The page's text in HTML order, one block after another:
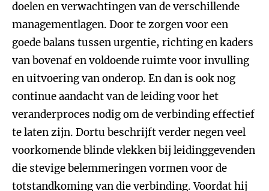
doelen en verwachtingen van de verschillende
managementlagen. Door te zorgen voor een
goede balans tussen urgentie, richting en kaders
van bovenaf en voldoende ruimte voor invulling
en uitvoering van onderop. En dan is ook nog
continue aandacht van de leiding voor het
veranderproces nodig om de verbinding effectief
te laten zijn. Dortu beschrijft verder negen veel
voorkomende blinde vlekken bij leidinggevenden
die stevige belemmeringen vormen voor de
totstandkoming van die verbinding. Voordat hij